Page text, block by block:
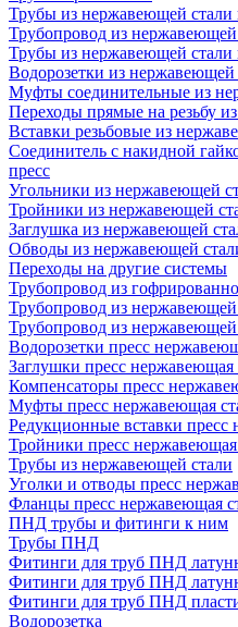
Трубы из нержавеющей
Трубопровод из нержавеющей
Трубы из нержавеющей стали
Водорозетки из нержавеющей
Муфты соединительные из
Переходы прямые на резьбу
Вставки резьбовые из
Соединитель с накидной
пресс
Угольники из нержавеющей
Тройники из нержавеющей
Заглушка из нержавеющей
Обводы из нержавеющей
Переходы на другие системы
Трубопровод из
Трубопровод из нержавеющей
Трубопровод из нержавеющей
Водорозетки пресс
Заглушки пресс нержавеющая
Компенсаторы пресс
Муфты пресс нержавеющая
Редукционные вставки пресс
Тройники пресс нержавеющая
Трубы из нержавеющей стали
Уголки и отводы пресс
Фланцы пресс нержавеющая
ПНД трубы и фитинги к ним
Трубы ПНД
Фитинги для труб ПНД
Фитинги для труб ПНД
Фитинги для труб ПНД
Водорозетка